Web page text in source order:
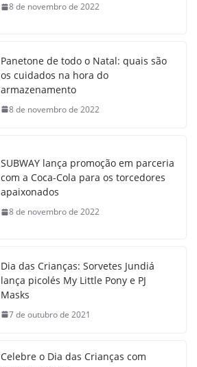
8 de novembro de 2022
Panetone de todo o Natal: quais são
os cuidados na hora do
armazenamento
8 de novembro de 2022
SUBWAY lança promoção em parceria
com a Coca-Cola para os torcedores
apaixonados
8 de novembro de 2022
Dia das Crianças: Sorvetes Jundiá
lança picolés My Little Pony e PJ
Masks
7 de outubro de 2021
Celebre o Dia das Crianças com